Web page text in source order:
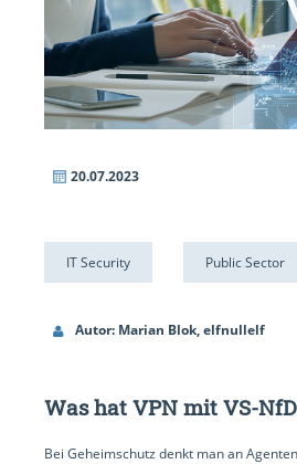
20.07.2023
IT Security Public Sector
Autor: Marian Blok, elfnullelf
Was hat VPN mit VS-
Bei Geheimschutz denkt man an